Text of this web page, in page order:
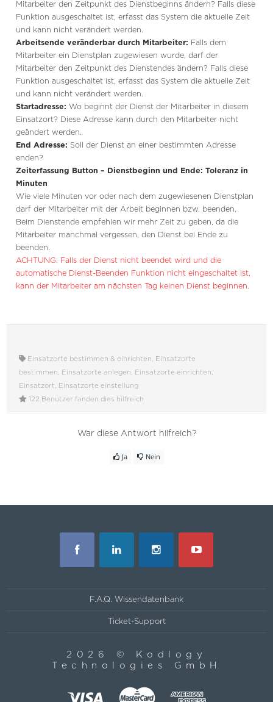
Mitarbeiter den Zeitpunkt des Dienstbeginns ändern? Falls diese
Funktion ausgeschaltet ist, erfasst das System die aktuelle Zeit
und kann nicht verändert werden.
Arbeitsende veränderbar durch Mitarbeiter: Falls dem
Mitarbeiter ein Dienstplan zugewiesen wurde, darf der
Mitarbeiter den Zeitpunkt des Dienstendes ändern? Falls diese
Funktion ausgeschaltet ist, erfasst das System die aktuelle Zeit
und kann nicht verändert werden.
Startadresse: Wo beginnt der Dienst der Mitarbeiter in diesem
Einsatzort? Diese Adresse kann durch den Mitarbeiter nicht
geändert werden.
End Adresse: Soll der Dienst an einer bestimmten Adresse
enden?
Zeiterfassung Button – Dienstbeginn und Ende: Toleranz in
Minuten
Wie viele Minuten vor oder nach dem zugewiesenen Dienstplan
darf der Mitarbeiter mit der Arbeit beginnen bzw. beenden.
Beim Dienstende empfehlen wir mehr Zeit zu geben, da die
Mitarbeiter manchmal vergessen, den Dienst bei Ende zu
beenden.
ACHTUNG: Falls der Dienst nicht beendet wird und die
automatische Dienst-Beenden Funktion nicht eingeschaltet ist,
kann der Mitarbeiter am nächsten Tag keinen Dienst beginnen.
Einsatzorte bestimmen & einrichten, Einsatzorte
bestimmen, Einsatzorte anlegen, Einsatzorte einrichten,
Einsatzort, Einsatzorte einstellung
122 Benutzer fanden dies hilfreich
War diese Antwort hilfreich?
Ja Nein
F.A.Q. Wissendatenbank
Ticket-Support
2026 © Kodlogy
Technologies GmbH